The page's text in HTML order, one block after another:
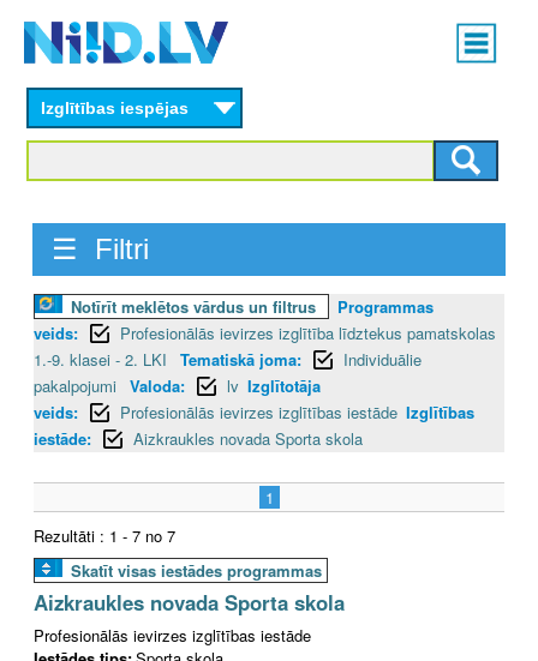
content
Main
menu
Izglītības iespējas
☰ Filtri
Notīrīt meklētos vārdus un filtrus
Programmas
veids:
Profesionālās ievirzes izglītība līdztekus pamatskolas
1.-9. klasei - 2. LKI
Tematiskā joma:
Individuālie
pakalpojumi
Valoda: lv Izglītotāja
veids:
Profesionālās ievirzes izglītības iestāde Izglītības
iestāde:
Aizkraukles novada Sporta skola
1
Rezultāti : 1 - 7 no 7
Skatīt visas iestādes programmas
Aizkraukles novada Sporta skola
Profesionālās ievirzes izglītības iestāde